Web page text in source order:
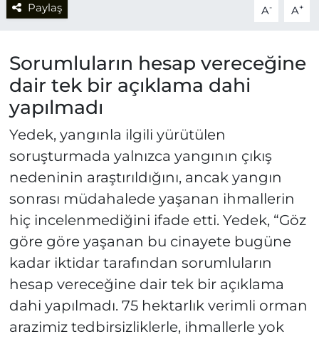
Paylaş A- A+
Sorumluların hesap vereceğine
dair tek bir açıklama dahi
yapılmadı
Yedek, yangınla ilgili yürütülen
soruşturmada yalnızca yangının çıkış
nedeninin araştırıldığını, ancak yangın
sonrası müdahalede yaşanan ihmallerin
hiç incelenmediğini ifade etti. Yedek, “Göz
göre göre yaşanan bu cinayete bugüne
kadar iktidar tarafından sorumluların
hesap vereceğine dair tek bir açıklama
dahi yapılmadı. 75 hektarlık verimli orman
arazimiz tedbirsizliklerle, ihmallerle yok